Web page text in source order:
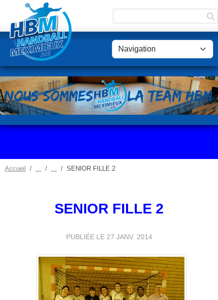
Accueil SENIOR FILLE 2
SENIOR FILLE 2
PUBLIÉE LE 27 JANV. 2014
Panneau de gestion des cookies